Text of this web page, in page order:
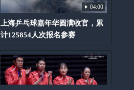
04:00
上海乒乓球嘉年华圆满收官，累
计125854人次报名参赛